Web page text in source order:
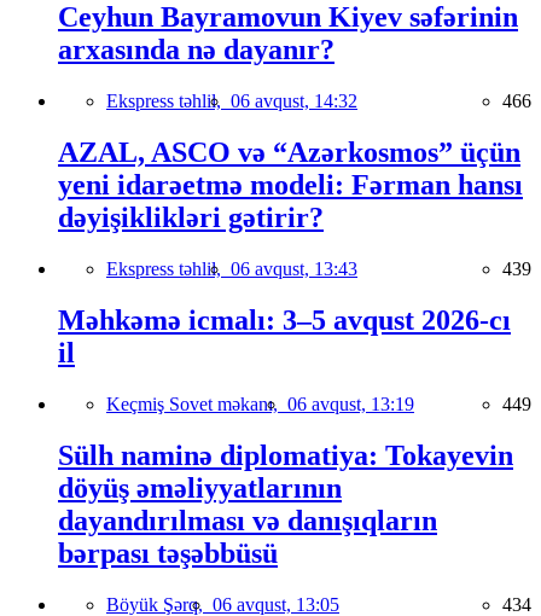
Ceyhun Bayramovun Kiyev səfərinin
arxasında nə dayanır?
Ekspress təhlil, 06 avqust, 14:32 466
AZAL, ASCO və “Azərkosmos” üçün
yeni idarəetmə modeli: Fərman hansı
dəyişiklikləri gətirir?
Ekspress təhlil, 06 avqust, 13:43 439
Məhkəmə icmalı: 3–5 avqust 2026-cı
il
Keçmiş Sovet məkanı, 06 avqust, 13:19 449
Sülh naminə diplomatiya: Tokayevin
döyüş əməliyyatlarının
dayandırılması və danışıqların
bərpası təşəbbüsü
Böyük Şərq, 06 avqust, 13:05 434